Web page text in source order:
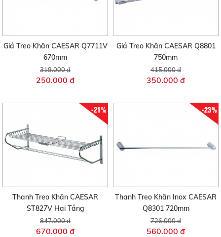
Giá Treo Khăn CAESAR Q7711V
670mm
319.000 đ
250.000 đ
Giá Treo Khăn CAESAR Q8801
750mm
415.000 đ
350.000 đ
-21%
Thanh Treo Khăn CAESAR
ST827V Hai Tầng
847.000 đ
670.000 đ
-23%
Thanh Treo Khăn Inox CAESAR
Q8301 720mm
726.000 đ
560.000 đ